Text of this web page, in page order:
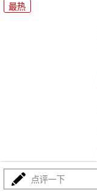
最热
点评一下